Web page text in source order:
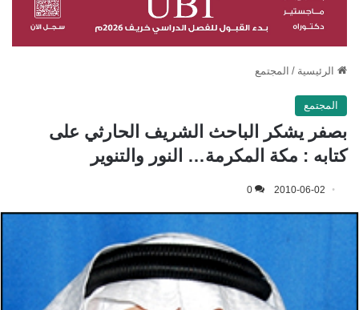
الرئيسية / المجتمع
المجتمع
بصفر يشكر الباحث الشريف الحارثي على
كتابه : مكة المكرمة… النور والتنوير
2010-06-02
0